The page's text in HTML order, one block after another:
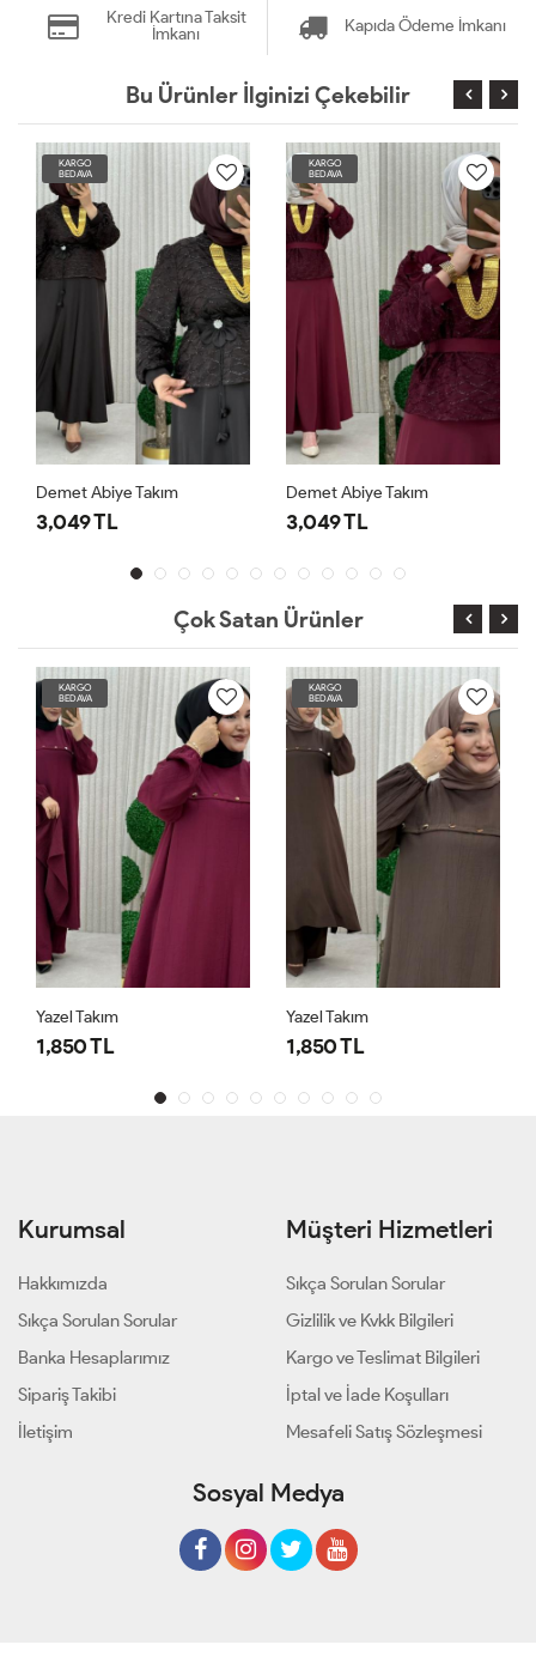
Kredi Kartına Taksit
İmkanı
Kapıda Ödeme İmkanı
Bu Ürünler İlginizi Çekebilir
KARGO
BEDAVA
Demet Abiye Takım
3,049 TL
KARGO
BEDAVA
Demet Abiye Takım
3,049 TL
Çok Satan Ürünler
KARGO
BEDAVA
Yazel Takım
1,850 TL
KARGO
BEDAVA
Yazel Takım
1,850 TL
Kurumsal
Hakkımızda
Sıkça Sorulan Sorular
Banka Hesaplarımız
Sipariş Takibi
İletişim
Müşteri Hizmetleri
Sıkça Sorulan Sorular
Gizlilik ve Kvkk Bilgileri
Kargo ve Teslimat Bilgileri
İptal ve İade Koşulları
Mesafeli Satış Sözleşmesi
Sosyal Medya